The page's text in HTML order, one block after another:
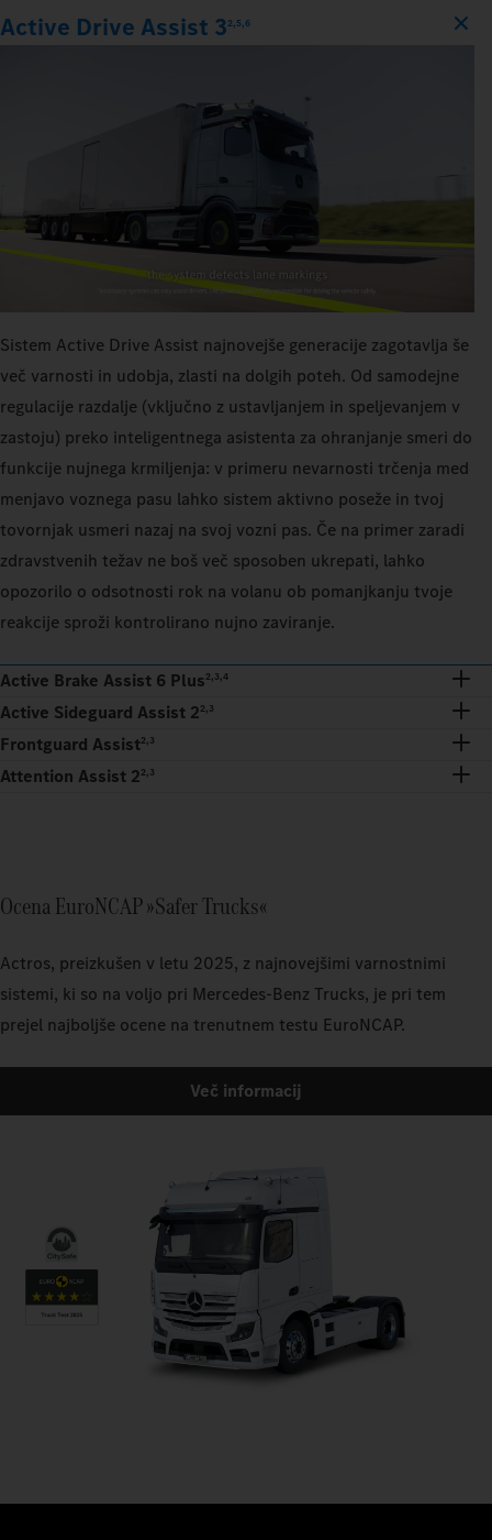
Active Drive Assist 32,5,6
Sistem Active Drive Assist najnovejše generacije zagotavlja še
več varnosti in udobja, zlasti na dolgih poteh. Od samodejne
regulacije razdalje (vključno z ustavljanjem in speljevanjem v
zastoju) preko inteligentnega asistenta za ohranjanje smeri do
funkcije nujnega krmiljenja: v primeru nevarnosti trčenja med
menjavo voznega pasu lahko sistem aktivno poseže in tvoj
tovornjak usmeri nazaj na svoj vozni pas. Če na primer zaradi
zdravstvenih težav ne boš več sposoben ukrepati, lahko
opozorilo o odsotnosti rok na volanu ob pomanjkanju tvoje
reakcije sproži kontrolirano nujno zaviranje.
Active Brake Assist 6 Plus2,3,4
Active Sideguard Assist 22,3
Frontguard Assist2,3
Attention Assist 22,3
Ocena EuroNCAP »Safer Trucks«
Actros, preizkušen v letu 2025, z najnovejšimi varnostnimi
sistemi, ki so na voljo pri Mercedes-Benz Trucks, je pri tem
prejel najboljše ocene na trenutnem testu EuroNCAP.
Več informacij